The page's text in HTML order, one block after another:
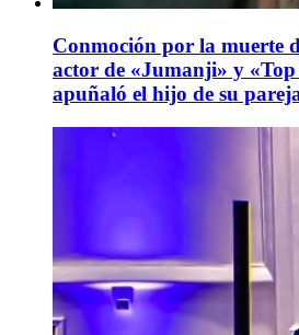
Conmoción por la muerte
actor de «Jumanji» y